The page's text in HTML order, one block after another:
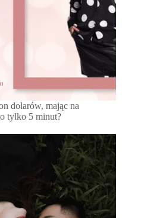
dolarów, mając na
tylko 5 minut?